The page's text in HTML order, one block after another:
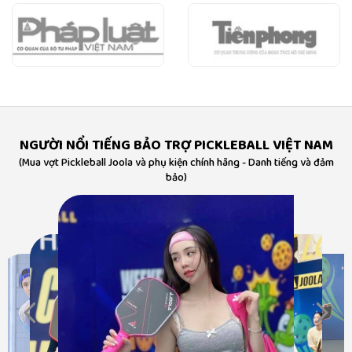
NGƯỜI NỔI TIẾNG BẢO TRỢ PICKLEBALL VIỆT NAM
(Mua vợt Pickleball Joola và phụ kiện chính hãng - Danh tiếng và đảm
bảo)